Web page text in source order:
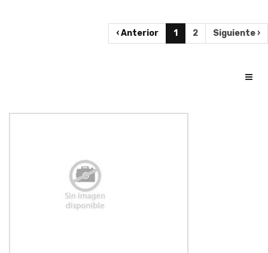
‹ Anterior 1 2 Siguiente ›